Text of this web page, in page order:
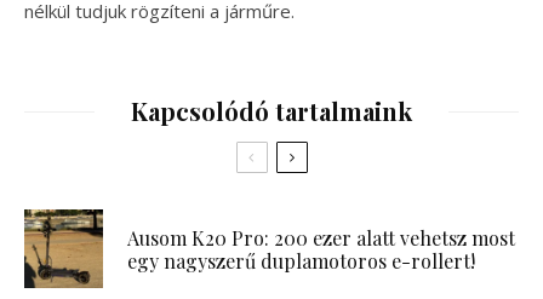
nélkül tudjuk rögzíteni a járműre.
Kapcsolódó tartalmaink
Ausom K20 Pro: 200 ezer alatt vehetsz most
egy nagyszerű duplamotoros e-rollert!